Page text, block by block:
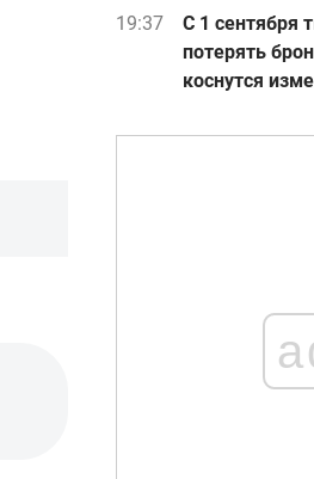
19:37
С 1 сентября
потерять
коснутся